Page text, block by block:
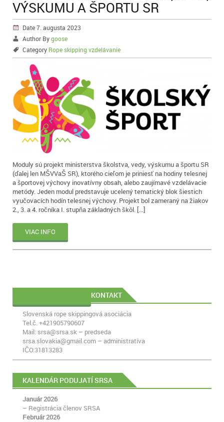
VÝSKUMU A ŠPORTU SR
Date 7. augusta 2023
Author Bygoose
Category Rope skipping vzdelávanie
Moduly sú projekt ministerstva školstva, vedy, výskumu a športu SR
(ďalej len MŠVVaŠ SR), ktorého cieľom je priniesť na hodiny telesnej
a športovej výchovy inovatívny obsah, alebo zaujímavé vzdelávacie
metódy. Jeden modul predstavuje ucelený tematický blok šiestich
vyučovacích hodín telesnej výchovy. Projekt bol zameraný na žiakov
2., 3. a 4. ročníka I. stupňa základných škôl. […]
VIAC INFO
KONTAKT
Slovenská rope skippingová asociácia
Tel.č. +421905790607
Mail: srsa@srsa.sk – predseda
srsa.slovakia@gmail.com – administratíva
IČO:31813283
KALENDÁR PODUJATÍ SRSA
Január 2026
– Registrácia členov SRSA
Február 2026